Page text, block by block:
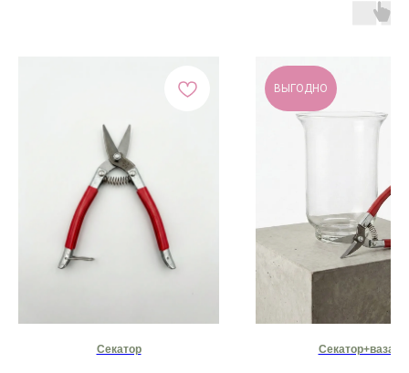
Секатор
ВЫГОДНО
Секатор+ваза